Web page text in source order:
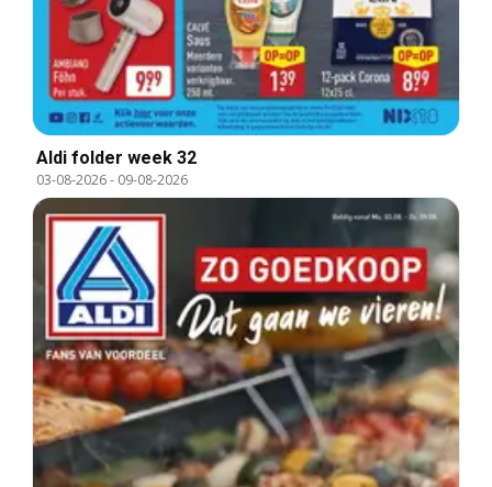
Aldi folder week 32
03-08-2026- 09-08-2026